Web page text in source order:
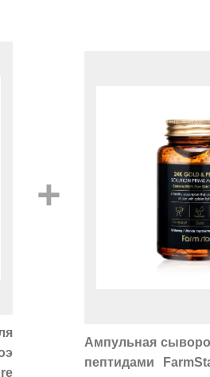
+
Ампульная
пептидами